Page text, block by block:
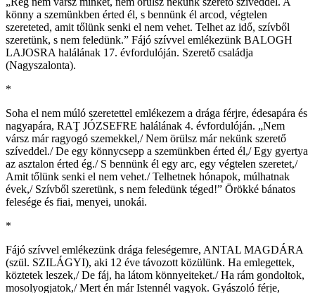
könny a szemünkben érted él, s bennünk él arcod, végtelen
szereteted, amit tőlünk senki el nem vehet. Telhet az idő, szívből
szeretünk, s nem feledünk.” Fájó szívvel emlékezünk BALOGH
LAJOSRA halálának 17. évfordulóján. Szerető családja
(Nagyszalonta).
*
Soha el nem múló szeretettel emlékezem a drága férjre, édesapára és
nagyapára, RAŢ JÓZSEFRE halálának 4. évfordulóján. „Nem
vársz már ragyogó szemekkel,/ Nem örülsz már nekünk szerető
szíveddel./ De egy könnycsepp a szemünkben érted él,/ Egy gyertya
az asztalon érted ég./ S bennünk él egy arc, egy végtelen szeretet,/
Amit tőlünk senki el nem vehet./ Telhetnek hónapok, múlhatnak
évek,/ Szívből szeretünk, s nem feledünk téged!” Örökké bánatos
felesége és fiai, menyei, unokái.
*
Fájó szívvel emlékezünk drága feleségemre, ANTAL MAGDÁRA
(szül. SZILÁGYI), aki 12 éve távozott közülünk. Ha emlegettek,
köztetek leszek,/ De fáj, ha látom könnyeiteket./ Ha rám gondoltok,
mosolyogjatok,/ Mert én már Istennél vagyok. Gyászoló férje,